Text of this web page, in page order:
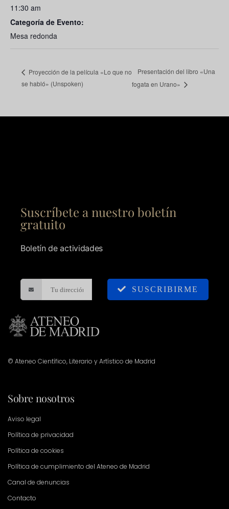
11:30 am
Categoría de Evento:
Mesa redonda
Proyección de la película «Lo que no
se habló» (Unspoken)
Presentación del libro «Una
fogata en Urano»
Suscríbete a nuestro boletín
gratuito
Boletín de actividades
SUSCRIBIRME
© Ateneo Científico, Literario y Artístico de Madrid
Sobre nosotros
Aviso legal
Política de privacidad
Política de cookies
Política de cumplimiento del Ateneo de Madrid
Canal de denuncias
Contacto